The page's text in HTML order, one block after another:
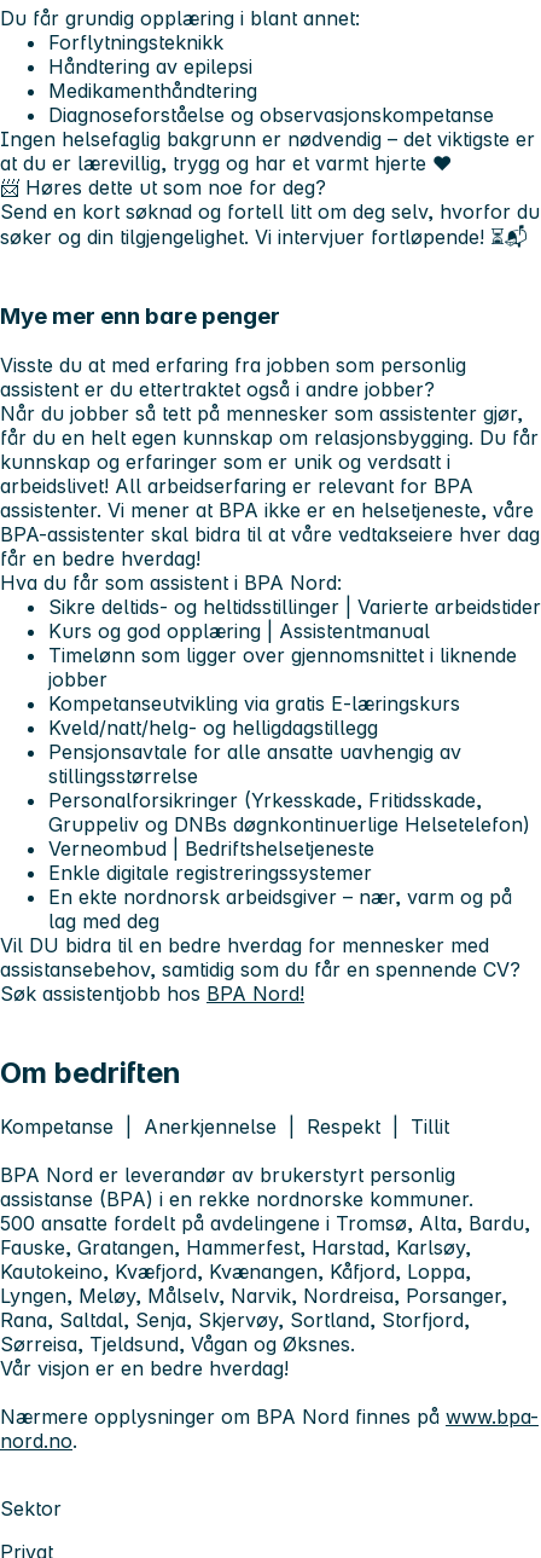
Du får grundig opplæring i blant annet:
Forflytningsteknikk
Håndtering av epilepsi
Medikamenthåndtering
Diagnoseforståelse og observasjonskompetanse
Ingen helsefaglig bakgrunn er nødvendig – det viktigste er
at du er lærevillig, trygg og har et varmt hjerte ❤️
📨 Høres dette ut som noe for deg?
Send en kort søknad og fortell litt om deg selv, hvorfor du
søker og din tilgjengelighet. Vi intervjuer fortløpende! ⏳📬
Mye mer enn bare penger
Visste du at med erfaring fra jobben som personlig
assistent er du ettertraktet også i andre jobber?
Når du jobber så tett på mennesker som assistenter gjør,
får du en helt egen kunnskap om relasjonsbygging. Du får
kunnskap og erfaringer som er unik og verdsatt i
arbeidslivet! All arbeidserfaring er relevant for BPA
assistenter. Vi mener at BPA ikke er en helsetjeneste, våre
BPA-assistenter skal bidra til at våre vedtakseiere hver dag
får en bedre hverdag!
Hva du får som assistent i BPA Nord:
Sikre deltids- og heltidsstillinger | Varierte arbeidstider
Kurs og god opplæring | Assistentmanual
Timelønn som ligger over gjennomsnittet i liknende
jobber
Kompetanseutvikling via gratis E-læringskurs
Kveld/natt/helg- og helligdagstillegg
Pensjonsavtale for alle ansatte uavhengig av
stillingsstørrelse
Personalforsikringer (Yrkesskade, Fritidsskade,
Gruppeliv og DNBs døgnkontinuerlige Helsetelefon)
Verneombud | Bedriftshelsetjeneste
Enkle digitale registreringssystemer
En ekte nordnorsk arbeidsgiver – nær, varm og på
lag med deg
Vil DU bidra til en bedre hverdag for mennesker med
assistansebehov, samtidig som du får en spennende CV?
Søk assistentjobb hos BPA Nord!
Om bedriften
Kompetanse | Anerkjennelse | Respekt | Tillit
BPA Nord er leverandør av brukerstyrt personlig
assistanse (BPA) i en rekke nordnorske kommuner.
500 ansatte fordelt på avdelingene i Tromsø, Alta, Bardu,
Fauske, Gratangen, Hammerfest, Harstad, Karlsøy,
Kautokeino, Kvæfjord, Kvænangen, Kåfjord, Loppa,
Lyngen, Meløy, Målselv, Narvik, Nordreisa, Porsanger,
Rana, Saltdal, Senja, Skjervøy, Sortland, Storfjord,
Sørreisa, Tjeldsund, Vågan og Øksnes.
Vår visjon er en bedre hverdag!
Nærmere opplysninger om BPA Nord finnes på www.bpa-
nord.no.
Sektor
Privat